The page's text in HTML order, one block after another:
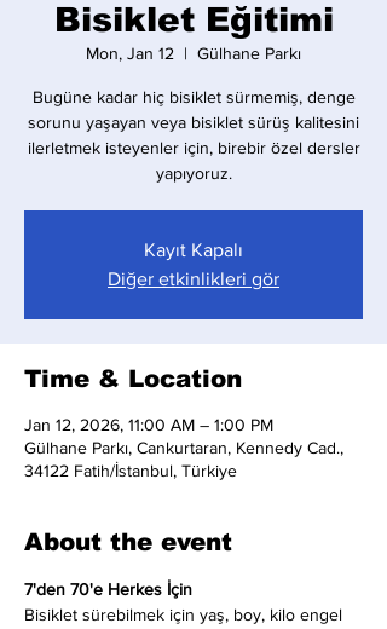
Bisiklet Eğitimi
Mon, Jan 12
  |
Gülhane Parkı
Bugüne kadar hiç bisiklet sürmemiş, denge
sorunu yaşayan veya bisiklet sürüş kalitesini
ilerletmek isteyenler için, birebir özel dersler
yapıyoruz.
Kayıt Kapalı
Diğer etkinlikleri gör
Time & Location
Jan 12, 2026, 11:00 AM – 1:00 PM
Gülhane Parkı, Cankurtaran, Kennedy Cad.,
34122 Fatih/İstanbul, Türkiye
About the event
7'den 70'e Herkes İçin
Bisiklet sürebilmek için yaş, boy, kilo engel